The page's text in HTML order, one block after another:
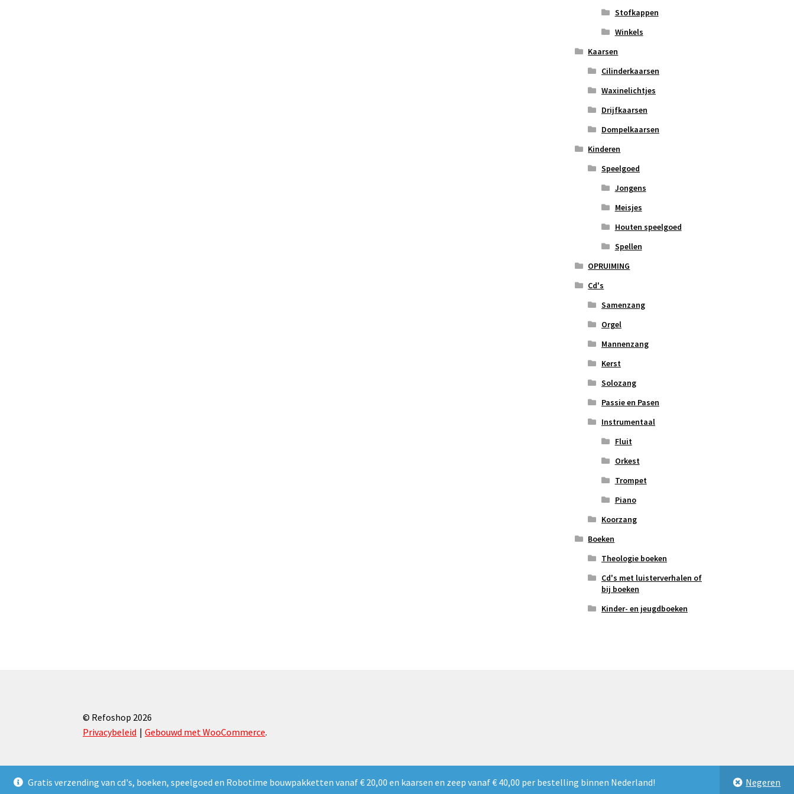
Gratis verzending van cd's, boeken, speelgoed en Robotime bouwpakketten vanaf € 20,00 en kaarsen en zeep vanaf € 40,00 per bestelling binnen Nederland! Negeren
Stofkappen
Winkels
Kaarsen
Cilinderkaarsen
Waxinelichtjes
Drijfkaarsen
Dompelkaarsen
Kinderen
Speelgoed
Jongens
Meisjes
Houten speelgoed
Spellen
OPRUIMING
Cd's
Samenzang
Orgel
Mannenzang
Kerst
Solozang
Passie en Pasen
Instrumentaal
Fluit
Orkest
Trompet
Piano
Koorzang
Boeken
Theologie boeken
Cd's met luisterverhalen of
bij boeken
Kinder- en jeugdboeken
© Refoshop 2026
Privacybeleid
Gebouwd met WooCommerce.